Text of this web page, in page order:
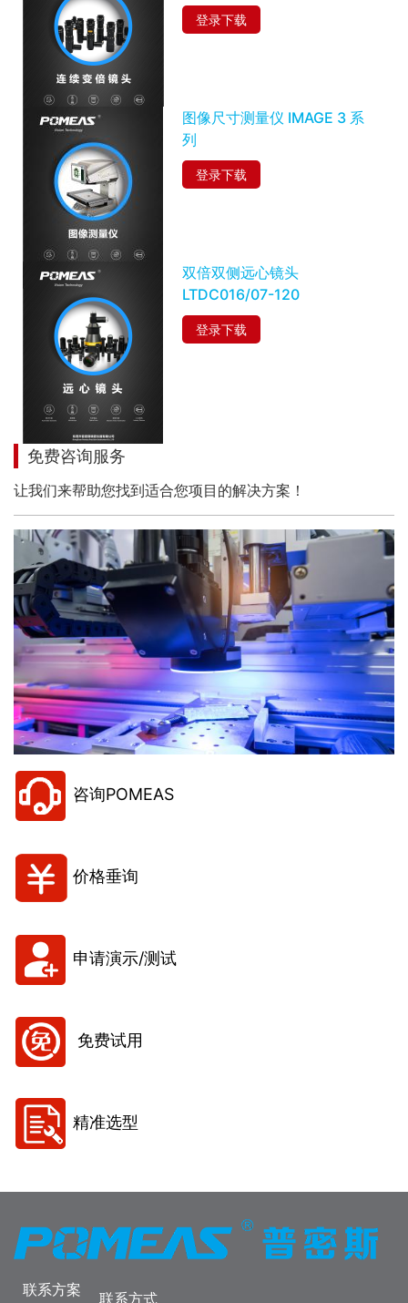
登录下载
图像尺寸测量仪 IMAGE 3 系
列
登录下载
双倍双侧远心镜头
LTDC016/07-120
登录下载
免费咨询服务
让我们来帮助您找到适合您项目的解决方案！
咨询POMEAS
价格垂询
申请演示/测试
免费试用
精准选型
联系方案 联系方式